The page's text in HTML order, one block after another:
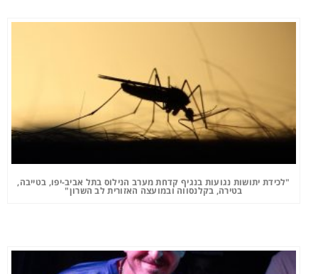
"לכידת יתושות נגועות בנגיף קדחת מערב הנילוס בתל אביב-יפו, בטייבה,
בטירה, בקלנסווה ובמועצה האזורית לב השרון"